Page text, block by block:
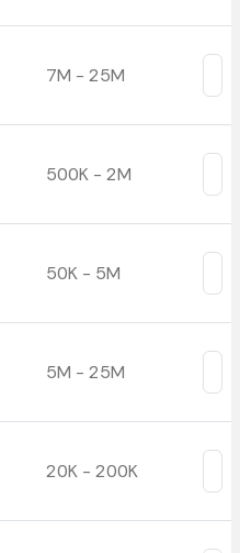
7M - 25M
500K - 2M
50K - 5M
5M - 25M
20K - 200K